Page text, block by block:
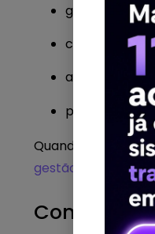
gestão
controle de
Quando tudo
gestão para
Como